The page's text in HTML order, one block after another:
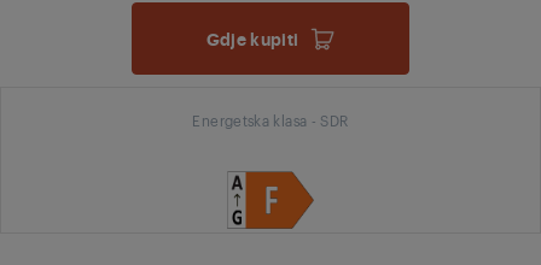
Gdje kupiti
Energetska klasa - SDR